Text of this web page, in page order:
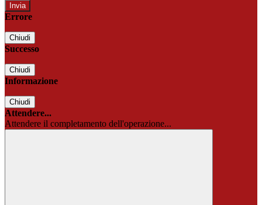
Errore
Chiudi
Successo
Chiudi
Informazione
Chiudi
Attendere...
Attendere il completamento dell'operazione...